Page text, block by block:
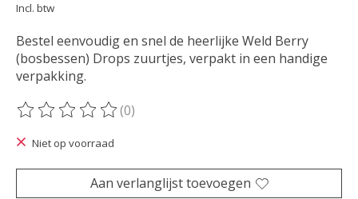
Incl. btw
Bestel eenvoudig en snel de heerlijke Weld Berry
(bosbessen) Drops zuurtjes, verpakt in een handige
verpakking.
De beoordeling van dit product is
(0)
Niet op voorraad
Aan verlanglijst toevoegen